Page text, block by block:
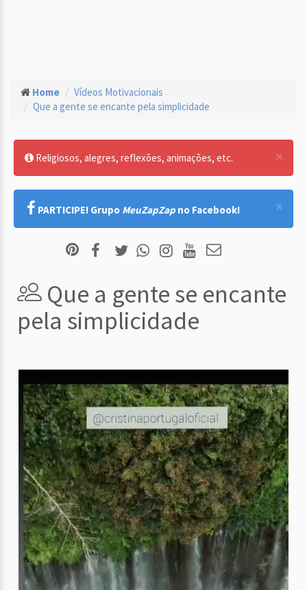
Home
Vídeos Motivacionais
Que a gente se encante pela simplicidade
×
Religiosos, alegres, reflexões, animações, etc.
×
PARTICIPE! Grupo MeuZapZap no Facebook!
Que a gente se encante
pela simplicidade